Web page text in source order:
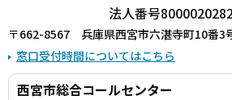
法人番号
〒662-8567 兵庫県西宮市六湛寺町10番3
窓口受付時間についてはこちら
西宮市総合コールセンター